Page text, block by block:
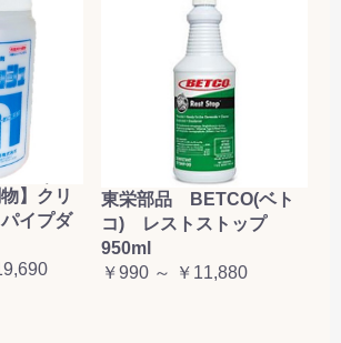
】クリ
イプダ
東栄部品 BETCO(ベト
コ) レストストップ
950ml
￥990 ～ ￥11,880